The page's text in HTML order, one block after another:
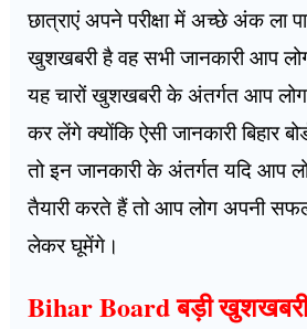
छात्राएं अपने परीक्षा में अच्छे अंक ला
खुशखबरी है वह सभी जानकारी आप
यह चारों खुशखबरी के अंतर्गत आप लोग
कर लेंगे क्योंकि ऐसी जानकारी बिहार
तो इन जानकारी के अंतर्गत यदि आप
तैयारी करते हैं तो आप लोग अपनी
लेकर घूमेंगे।
Bihar Board बड़ी